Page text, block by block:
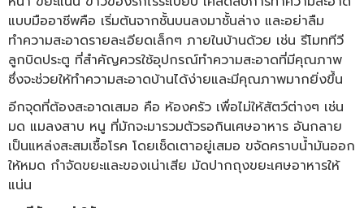
แบบมืออาชีพคือ เริ่มต้นจากชั้นบนลงมาชั้นล่าง และอย่าลืม
ทำความสะอาดรายละเอียดเล็กๆ ภายในบ้านด้วย เช่น รีโมททีวี
ลูกบิดประตู ที่สำคัญควรใช้อุปกรณ์ทำความสะอาดที่มีคุณภาพ
ซึ่งจะช่วยให้ทำความสะอาดบ้านได้ง่ายและมีคุณภาพมากยิ่งขึ้น
อีกจุดที่ต้องสะอาดเสมอ คือ ห้องครัว เพื่อไม่ให้สัตว์ต่างๆ เช่น
มด แมลงสาบ หนู ที่มักจะมารวมตัวรอกินเศษอาหาร อันกลาย
เป็นแหล่งสะสมเชื้อโรค โดยเช็ดเตาอยู่เสมอ ขจัดคราบน้ำมันออก
ให้หมด กำจัดขยะและของเน่าเสีย มัดปากถุงขยะเศษอาหารให้
แน่น